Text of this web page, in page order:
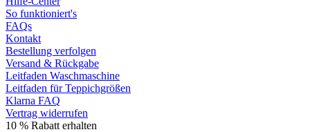
So funktioniert's
FAQs
Kontakt
Bestellung verfolgen
Versand & Rückgabe
Leitfaden Waschmaschine
Leitfaden für Teppichgrößen
Klarna FAQ
Vertrag widerrufen
10 % Rabatt erhalten